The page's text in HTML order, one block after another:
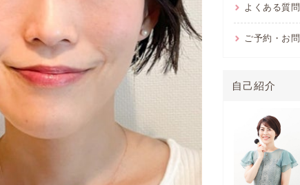
よくある質問
ご予約・お
自己紹介